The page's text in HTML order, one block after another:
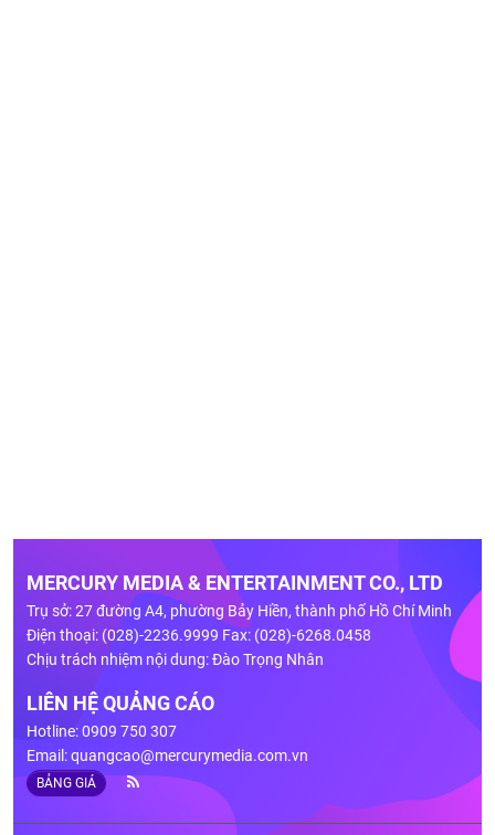
MERCURY MEDIA & ENTERTAINMENT CO., LTD
Trụ sở: 27 đường A4, phường Bảy Hiền, thành phố Hồ Chí Minh
Điện thoại: (028)-2236.9999 Fax: (028)-6268.0458
Chịu trách nhiệm nội dung: Đào Trọng Nhân
LIÊN HỆ QUẢNG CÁO
Hotline: 0909 750 307
Email:quangcao@mercurymedia.com.vn
BẢNG GIÁ